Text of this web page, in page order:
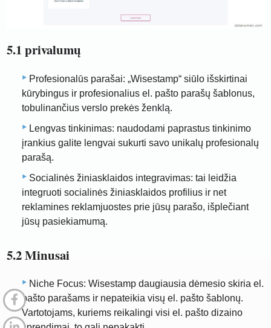
5.1 privalumų
Profesionalūs parašai: „Wisestamp“ siūlo išskirtinai
kūrybingus ir profesionalius el. pašto parašų šablonus,
tobulinančius verslo prekės ženklą.
Lengvas tinkinimas: naudodami paprastus tinkinimo
įrankius galite lengvai sukurti savo unikalų profesionalų
parašą.
Socialinės žiniasklaidos integravimas: tai leidžia
integruoti socialinės žiniasklaidos profilius ir net
reklamines reklamjuostes prie jūsų parašo, išplečiant
jūsų pasiekiamumą.
5.2 Minusai
Niche Focus: Wisestamp daugiausia dėmesio skiria el.
pašto parašams ir nepateikia visų el. pašto šablonų.
Vartotojams, kuriems reikalingi visi el. pašto dizaino